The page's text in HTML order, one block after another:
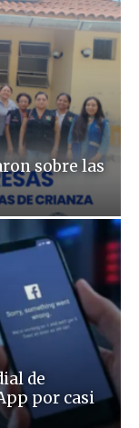
sobre las
de
por casi